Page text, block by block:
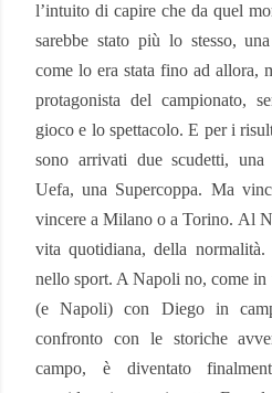
l’intuito di capire che da quel
sarebbe stato più lo stesso,
come lo era stata fino ad allora,
protagonista del campionato,
gioco e lo spettacolo. E per i
sono arrivati due scudetti,
Uefa, una Supercoppa. Ma
vincere a Milano o a Torino. Al
vita quotidiana, della
nello sport. A Napoli no, come
(e Napoli) con Diego in
confronto con le storiche
campo, è diventato